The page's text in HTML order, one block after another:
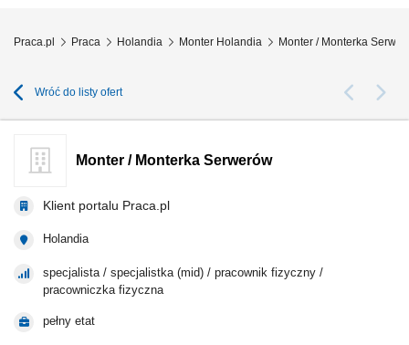
Praca.pl Praca Holandia Monter Holandia Monter / Monterka
Wróć do listy ofert
Monter / Monterka Serwerów
Klient portalu Praca.pl
Holandia
specjalista / specjalistka (mid) / pracownik fizyczny /
pracowniczka fizyczna
pełny etat